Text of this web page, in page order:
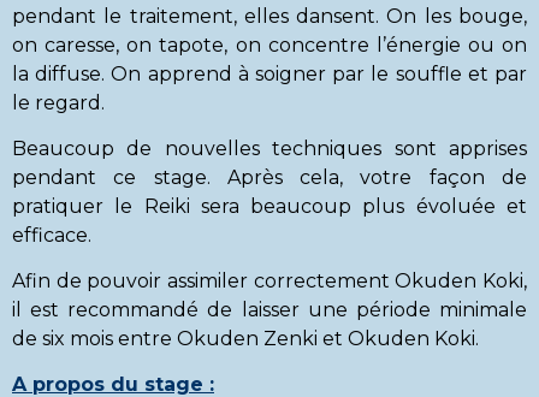
pendant le traitement, elles dansent. On les bouge,
on caresse, on tapote, on concentre l’énergie ou on
la diffuse. On apprend à soigner par le souffle et par
le regard.
Beaucoup de nouvelles techniques sont apprises
pendant ce stage. Après cela, votre façon de
pratiquer le Reiki sera beaucoup plus évoluée et
efficace.
Afin de pouvoir assimiler correctement Okuden Koki,
il est recommandé de laisser une période minimale
de six mois entre Okuden Zenki et Okuden Koki.
A propos du stage :